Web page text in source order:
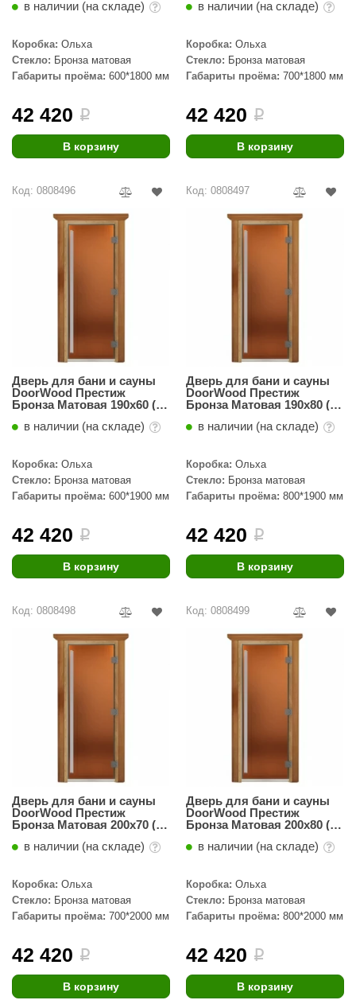
Термо
камень
камень
ecology
в наличии (на складе)
Коробка: Ольха
Стекло: Бронза матовая
Габариты проёма: 600*1800 мм
42 420 i
В корзину
в наличии (на складе)
Коробка: Ольха
Стекло: Бронза матовая
Габариты проёма: 700*1800 мм
42 420 i
В корзину
Код: 0808496
Дверь для бани и сауны
DoorWood Престиж
Бронза Матовая 190х60 (по
в наличии (на складе)
Коробка: Ольха
Стекло: Бронза матовая
Габариты проёма: 600*1900 мм
42 420 i
В корзину
Код: 0808497
Дверь для бани и сауны
DoorWood Престиж
Бронза Матовая 190х80 (по
в наличии (на складе)
Коробка: Ольха
Стекло: Бронза матовая
Габариты проёма: 800*1900 мм
42 420 i
В корзину
Код: 0808498
Дверь для бани и сауны
DoorWood Престиж
Бронза Матовая 200х70 (по
в наличии (на складе)
Коробка: Ольха
Стекло: Бронза матовая
Габариты проёма: 700*2000 мм
42 420 i
В корзину
Код: 0808499
Дверь для бани и сауны
DoorWood Престиж
Бронза Матовая 200х80 (по
в наличии (на складе)
Коробка: Ольха
Стекло: Бронза матовая
Габариты проёма: 800*2000 мм
42 420 i
В корзину